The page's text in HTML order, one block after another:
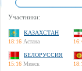
Участники:
КАЗАХСТАН
18:16 Астана
БЕЛОРУССИЯ
15:16 Минск